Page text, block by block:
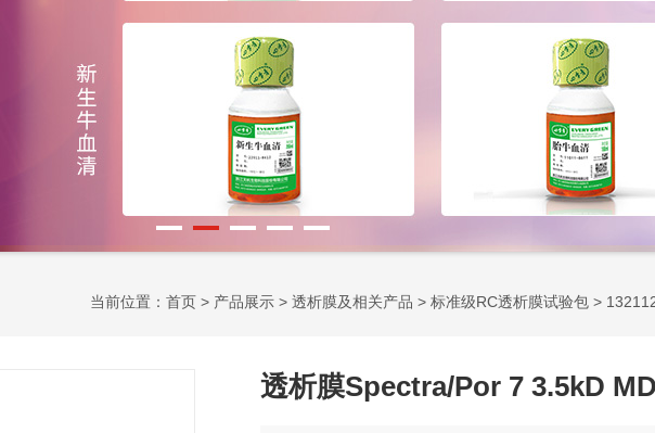
当前位置： 首页 > 产品展示 > 透析膜及相关产品 > 标准级RC透析膜试验包 >
透析膜Spectra/Por 7 3.5kD